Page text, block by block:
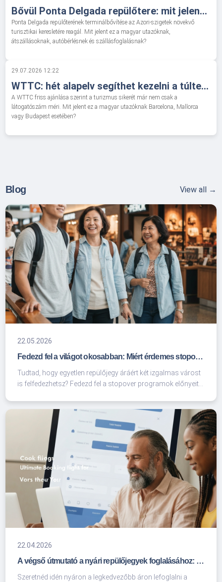
Bővül Ponta Delgada repülőtere: mit jelent az azori utazásra készülő magyaroknak?
Ponta Delgada repülőterének terminálbővítése az Azori-szigetek növekvő
turisztikai keresletére reagál. Mit jelent ez a magyar utazóknak,
átszállásoknak, autóbérlésnek és szállásfoglalásnak?
29.07.2026 12:22
WTTC: hét alapelv segíthet kezelni a túlterhelt úti célokat a nyári csúcsban
A WTTC friss ajánlása szerint a turizmus sikerét már nem csak a
látogatószám méri. Mit jelent ez a magyar utazóknak Barcelona, Mallorca
vagy Budapest esetében?
Blog View all →
22.05.2026
Fedezd fel a világot okosabban: Miért érdemes stopover programmal utaznod?
Tudtad, hogy egyetlen repülőjegy áráért két izgalmas várost
is felfedezhetsz? Fedezd fel a stopover programok előnyeit,
22.04.2026
A végső útmutató a nyári repülőjegyek foglalásához: Hogyan utazz okosan és olcsón?
Szeretnéd idén nyáron a legkedvezőbb áron lefoglalni a